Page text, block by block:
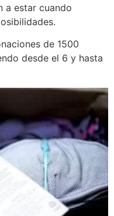
a estar cuando
de 1500
desde el 6 y hasta